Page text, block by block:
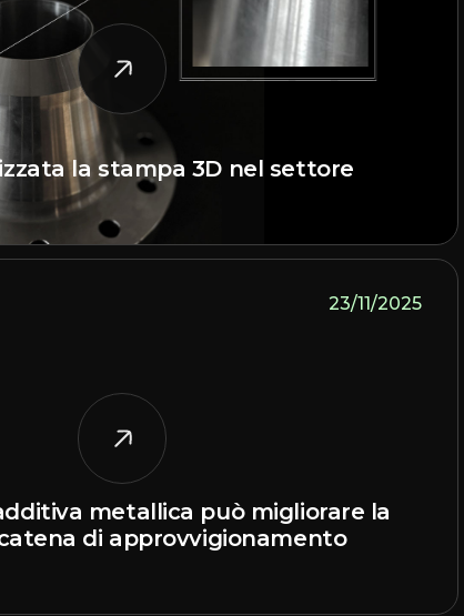
la stampa 3D nel settore
23/11/2025
metallica può migliorare la
di approvvigionamento